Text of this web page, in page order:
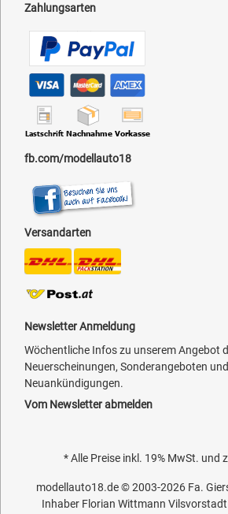
Zahlungsarten
fb.com/modellauto18
Versandarten
Newsletter Anmeldung
Wöchentliche Infos zu unserem Angebot
Neuerscheinungen, Sonderangeboten und
Neuankündigungen.
Vom Newsletter abmelden
* Alle Preise inkl. 19% MwSt. und
modellauto18.de© 2003-2026 Fa.
Inhaber Florian Wittmann